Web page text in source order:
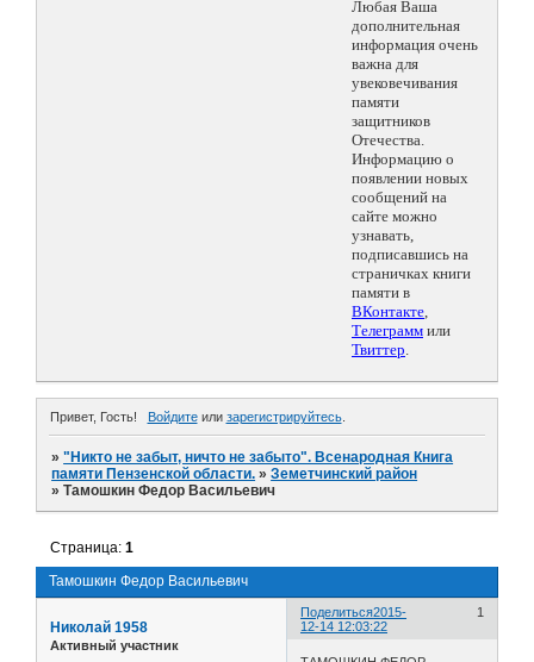
Любая Ваша
дополнительная
информация очень
важна для
увековечивания
памяти
защитников
Отечества.
Информацию о
появлении новых
сообщений на
сайте можно
узнавать,
подписавшись на
страничках книги
памяти в
ВКонтакте,
Телеграмм или
Твиттер.
Привет, Гость! Войдитеили зарегистрируйтесь.
»"Никто не забыт, ничто не забыто". Всенародная Книга
памяти Пензенской области. »Земетчинский район
»Тамошкин Федор Васильевич
Тамошкин Федор Васильевич
Страница:1
Поделиться 1
2015-
12-14 12:03:22
Николай 1958
Активный участник